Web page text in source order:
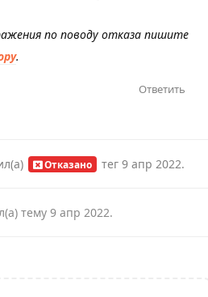
по поводу отказа пишите
.
Ответить
Отказано тег 9 апр 2022.
тему 9 апр 2022.